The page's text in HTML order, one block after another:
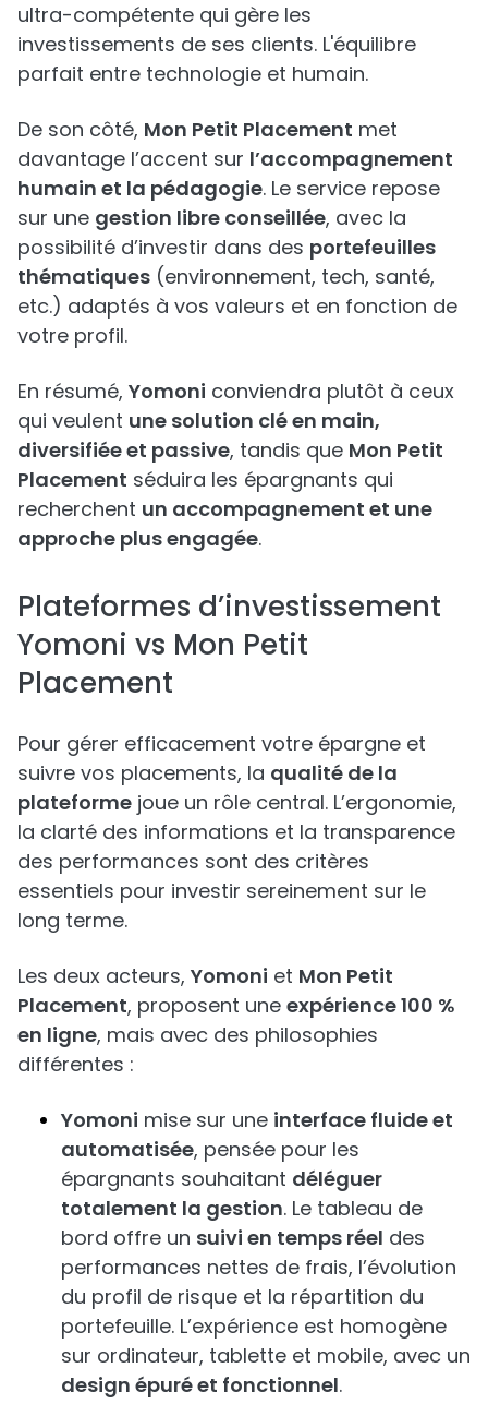
ultra-compétente qui gère les
investissements de ses clients. L'équilibre
parfait entre technologie et humain.
De son côté, Mon Petit Placement met
davantage l’accent sur l’accompagnement
humain et la pédagogie. Le service repose
sur une gestion libre conseillée, avec la
possibilité d’investir dans des portefeuilles
thématiques (environnement, tech, santé,
etc.) adaptés à vos valeurs et en fonction de
votre profil.
En résumé, Yomoni conviendra plutôt à ceux
qui veulent une solution clé en main,
diversifiée et passive, tandis que Mon Petit
Placement séduira les épargnants qui
recherchent un accompagnement et une
approche plus engagée.
Plateformes d’investissement
Yomoni vs Mon Petit
Placement
Pour gérer efficacement votre épargne et
suivre vos placements, la qualité de la
plateforme joue un rôle central. L’ergonomie,
la clarté des informations et la transparence
des performances sont des critères
essentiels pour investir sereinement sur le
long terme.
Les deux acteurs, Yomoni et Mon Petit
Placement, proposent une expérience 100 %
en ligne, mais avec des philosophies
différentes :
Yomoni mise sur une interface fluide et
automatisée, pensée pour les
épargnants souhaitant déléguer
totalement la gestion. Le tableau de
bord offre un suivi en temps réel des
performances nettes de frais, l’évolution
du profil de risque et la répartition du
portefeuille. L’expérience est homogène
sur ordinateur, tablette et mobile, avec un
design épuré et fonctionnel.